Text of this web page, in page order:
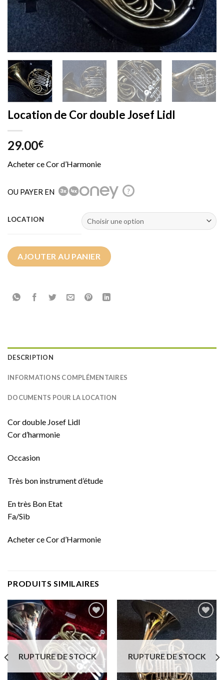
Location de Cor double Josef Lidl
29.00€
Acheter ce Cor d’Harmonie
OU PAYER EN ?
LOCATION
AJOUTER AU PANIER
DESCRIPTION
INFORMATIONS COMPLÉMENTAIRES
DOCUMENTS POUR LA LOCATION
Cor double Josef Lidl
Cor d’harmonie
Occasion
Très bon instrument d’étude
En très Bon Etat
Fa/Sib
Acheter ce Cor d’Harmonie
PRODUITS SIMILAIRES
Add to
wishlist
RUPTURE DE STOCK RUPTURE DE STOCK